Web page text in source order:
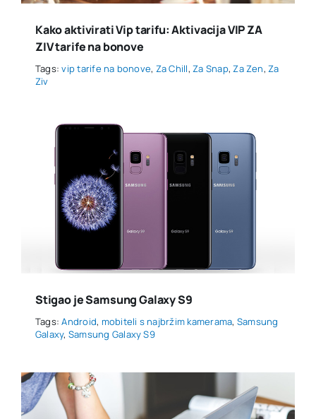
Kako aktivirati Vip tarifu: Aktivacija VIP ZA
ZIV tarife na bonove
Tags:vip tarife na bonove, Za Chill,Za Snap,Za Zen,Za
Ziv
Stigao je Samsung Galaxy S9
Tags:Android, mobiteli s najbržim kamerama, Samsung
Galaxy, Samsung Galaxy S9